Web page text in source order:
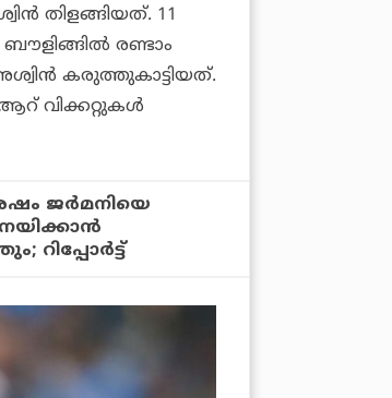
തിളങ്ങിയത്. 11
രണ്ടാം
കരുത്തുകാട്ടിയത്.
വിക്കറ്റുകള്‍
ജർമനിയെ
റിപ്പോർട്ട്